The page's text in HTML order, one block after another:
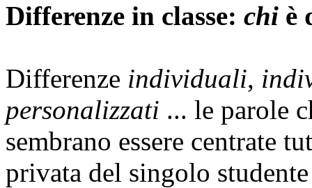
Differenze in classe: chi è
Differenze individuali,
personalizzati ... le parole
sembrano essere centrate
privata del singolo